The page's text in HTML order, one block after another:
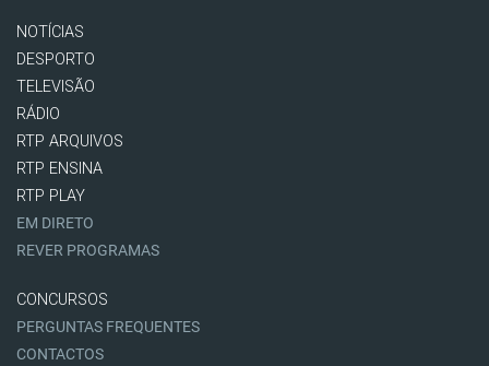
NOTÍCIAS
DESPORTO
TELEVISÃO
RÁDIO
RTP ARQUIVOS
RTP ENSINA
RTP PLAY
EM DIRETO
REVER PROGRAMAS
CONCURSOS
PERGUNTAS FREQUENTES
CONTACTOS